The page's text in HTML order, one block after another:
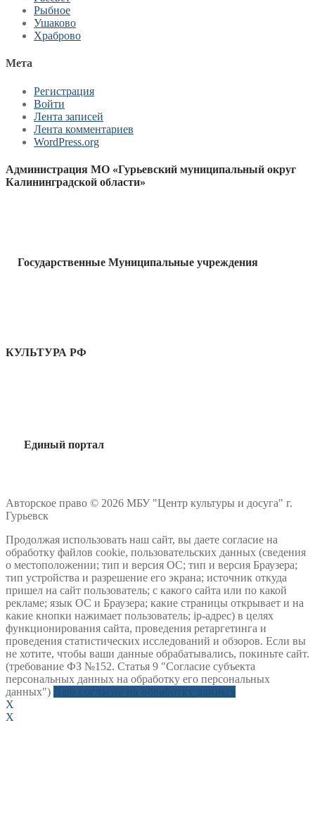
Рыбное
Ушаково
Храброво
Мета
Регистрация
Войти
Лента записей
Лента комментариев
WordPress.org
Администрация МО «Гурьевский муниципальный округ
Калининградской области»
Государственные Муниципальные учреждения
КУЛЬТУРА РФ
Единый портал
Авторское право © 2026 МБУ "Центр культуры и досуга" г.
Гурьевск
Продолжая использовать наш сайт, вы даете согласие на
обработку файлов cookie, пользовательских данных (сведения
о местоположении; тип и версия ОС; тип и версия Браузера;
тип устройства и разрешение его экрана; источник откуда
пришел на сайт пользователь; с какого сайта или по какой
рекламе; язык ОС и Браузера; какие страницы открывает и на
какие кнопки нажимает пользователь; ip-адрес) в целях
функционирования сайта, проведения ретаргетинга и
проведения статистических исследований и обзоров. Если вы
не хотите, чтобы ваши данные обрабатывались, покиньте сайт.
(требование ФЗ №152. Статья 9 "Согласие субъекта
персональных данных на обработку его персональных
данных")
X
X